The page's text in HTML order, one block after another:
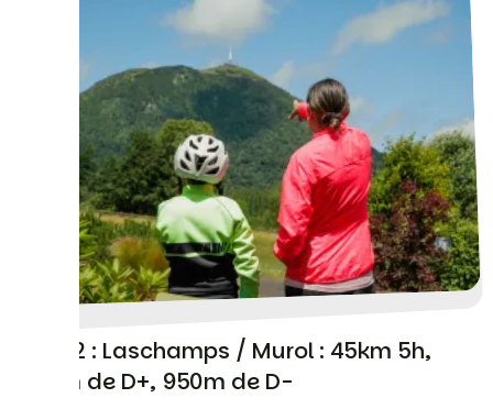
Jour 2 : Laschamps / Murol : 45km 5h,
850m de D+, 950m de D-